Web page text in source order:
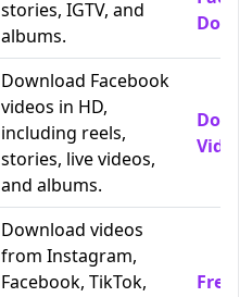
stories, IGTV, and
albums.
Download Facebook
videos in HD,
including reels,
stories, live videos,
and albums.
Download videos
from Instagram,
Facebook, TikTok,
Free